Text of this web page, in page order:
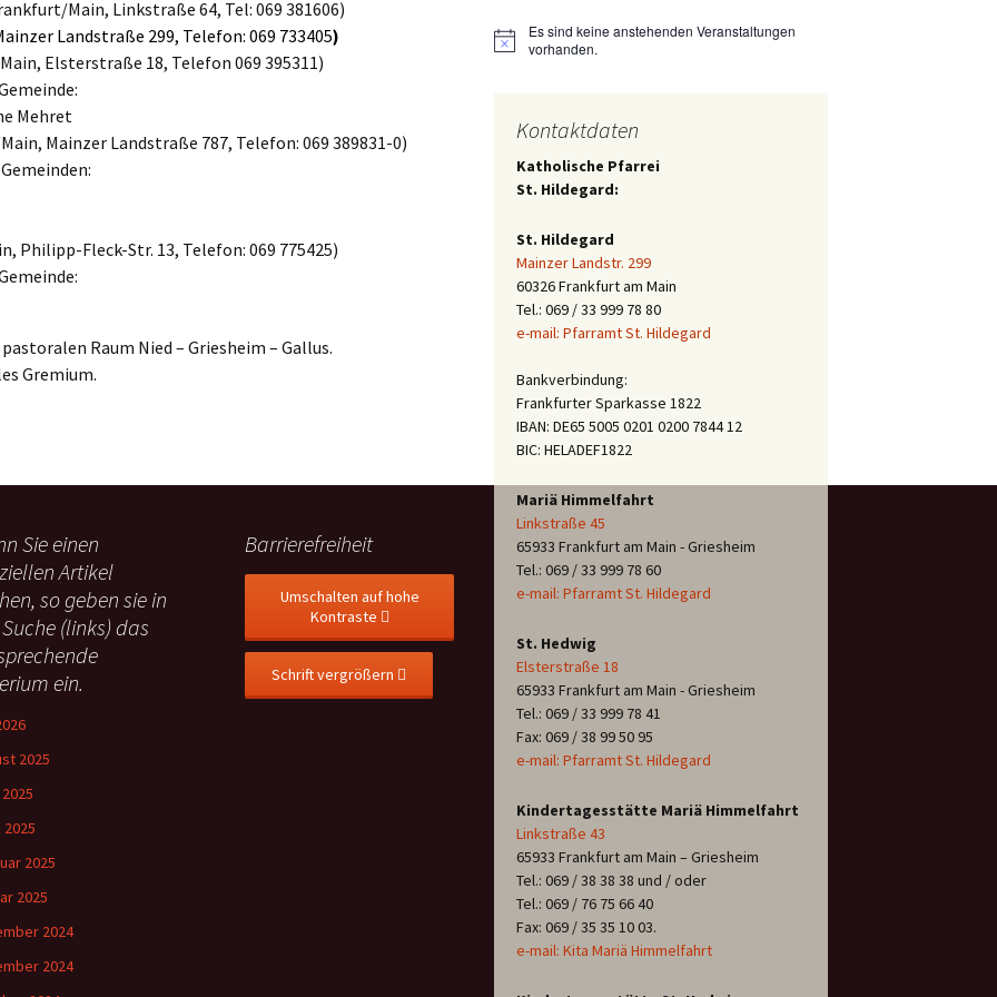
Link)
Caritas Frankfurt (ext.
Förderverein Caritas (ext.
Link)
Kirche St. Hedwig
Unser Josefshaus
Kirchenfenster in Mariä
–
Main, Linkstraße 64, Tel: 069 381606)
Landstraße 299, Telefon: 069 733405)
Elsterstraße 18, Telefon 069 395311)
Mehret
Mainzer Landstraße 787, Telefon: 069 389831-0)
Philipp-Fleck-Str. 13, Telefon: 069 775425)
Raum Nied – Griesheim – Gallus.
Gremium.
Hinweis
Es sind keine anstehenden Veranstaltungen
vorhanden.
Kontaktdaten
Katholische Pfarrei
St. Hildegard:
St. Hildegard
Mainzer Landstr. 299
60326 Frankfurt am Main
Tel.: 069 / 33 999 78 80
e-mail: Pfarramt St. Hildegard
Bankverbindung:
Frankfurter Sparkasse 1822
IBAN: DE65 5005 0201 0200 7844 12
BIC: HELADEF1822
Mariä Himmelfahrt
Linkstraße 45
65933 Frankfurt am Main - Griesheim
Tel.: 069 / 33 999 78 60
e-mail: Pfarramt St. Hildegard
St. Hedwig
Elsterstraße 18
65933 Frankfurt am Main - Griesheim
Tel.: 069 / 33 999 78 41
Fax: 069 / 38 99 50 95
e-mail: Pfarramt St. Hildegard
Kindertagesstätte Mariä Himmelfahrt
Linkstraße 43
65933 Frankfurt am Main – Griesheim
Tel.: 069 / 38 38 38 und / oder
Tel.: 069 / 76 75 66 40
Fax: 069 / 35 35 10 03.
e-mail: Kita Mariä Himmelfahrt
Sie einen
Artikel
so geben sie in
(links) das
ein.
2025
2025
2025
2024
2024
Barrierefreiheit
Umschalten auf hohe
Kontraste
Schrift vergrößern